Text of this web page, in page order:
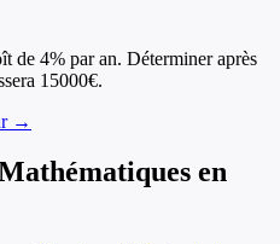
de 4% par an. Déterminer après
15000€.
→
en